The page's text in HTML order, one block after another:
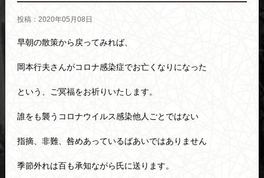
投稿：2020年05月08日
早朝の散策から戻ってみれば、
岡本行夫さんがコロナ感染症でお亡くなりになった
という、ご冥福をお祈りいたします。
誰をも襲うコロナウイルス感染他人ごとではない
指摘、非難、咎めあっているばあいではありません
季節外れは百も承知ながら氏に送ります。